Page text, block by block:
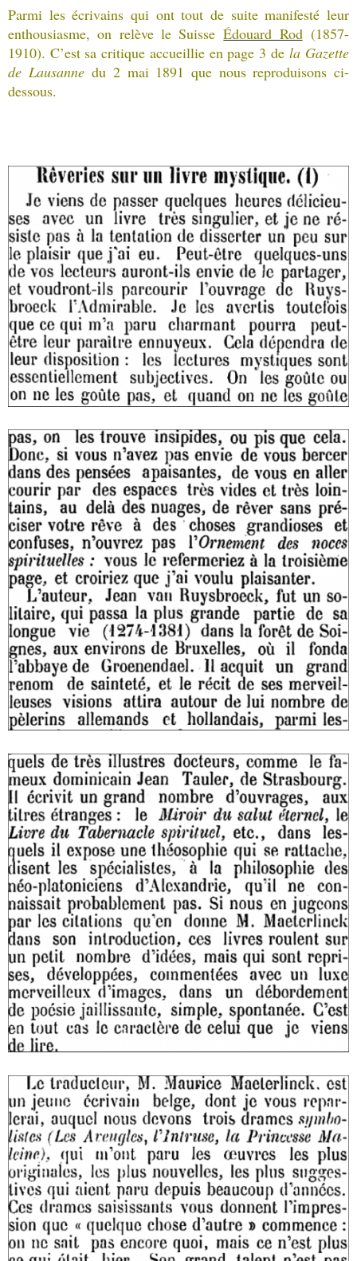
Parmi les écrivains qui ont tout de suite manifesté leur
enthousiasme, on relève le Suisse Édouard Rod(1857-
1910). C’est sa critique accueillie en page 3 dela Gazette
de Lausannedu 2 mai 1891 que nous reproduisons ci-
dessous.